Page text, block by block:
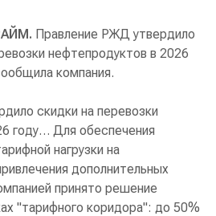
Правление РЖД утвердило
нефтепродуктов в 2026
компания.
скидки на перевозки
году… Для обеспечения
нагрузки на
дополнительных
принято решение
"тарифного коридора": до 50%